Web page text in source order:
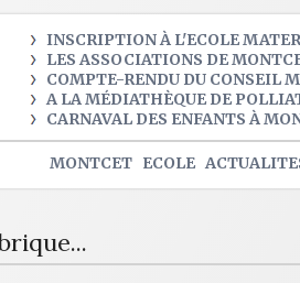
INSCRIPTION À L'ECOLE
LES ASSOCIATIONS DE
COMPTE-RENDU DU CONSEIL
A LA MÉDIATHÈQUE DE
CARNAVAL DES ENFANTS À
MONTCET ECOLE